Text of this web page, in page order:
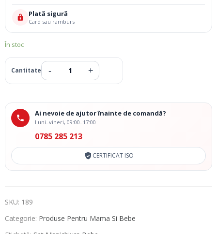
Plată sigură
Card sau ramburs
În stoc
Ai nevoie de ajutor înainte de comandă?
Luni–vineri, 09:00–17:00
0785 285 213
CERTIFICAT ISO
SKU: 189
Categorie: Produse Pentru Mama Si Bebe